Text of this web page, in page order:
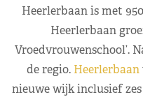
Heerlerbaan is met
Heerlerbaan
Vroedvrouwenschool’.
de regio. Heerlerbaan
nieuwe wijk inclusief